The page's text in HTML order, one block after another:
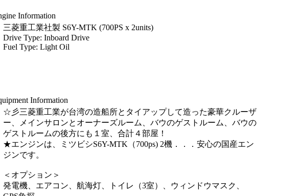
Information
三菱重工業社製 S6Y-MTK (700PS x 2units)
Drive Type: Inboard Drive
Fuel Type: Light Oil
Information
☆彡三菱重工業が台湾の造船所とタイアップして造った豪華クルーザ
ー、メインサロンとオーナーズルーム、バウのゲストルーム、バウの
ゲストルームの後方にも１室、合計４部屋！
★エンジンは、ミツビシS6Y-MTK（700ps) 2機．．．安心の国産エン
ジンです。
＜オプション＞
発電機、エアコン、航海灯、トイレ（3室）、ウィンドウマスク、